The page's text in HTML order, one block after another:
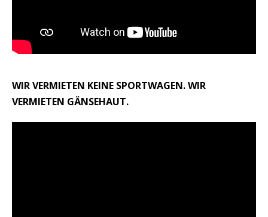
WIR VERMIETEN KEINE SPORTWAGEN. WIR
VERMIETEN GÄNSEHAUT.